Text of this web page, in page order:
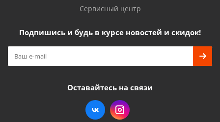
Сервисный центр
Подпишись и будь в курсе новостей и скидок!
Оставайтесь на связи